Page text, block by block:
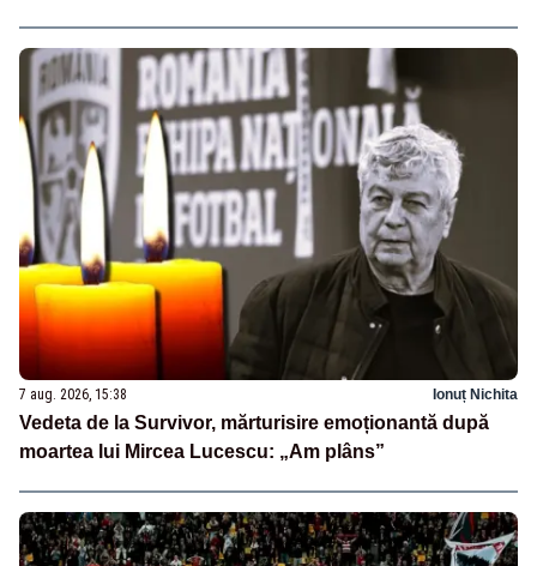
7 aug. 2026, 15:38 Ionuț Nichita
Vedeta de la Survivor, mărturisire emoționantă după
moartea lui Mircea Lucescu: „Am plâns”